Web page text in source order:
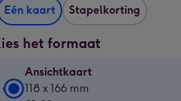
Eén kaart Stapelkorting
het formaat
Ansichtkaart
Ansichtkaart
118 x 166 mm